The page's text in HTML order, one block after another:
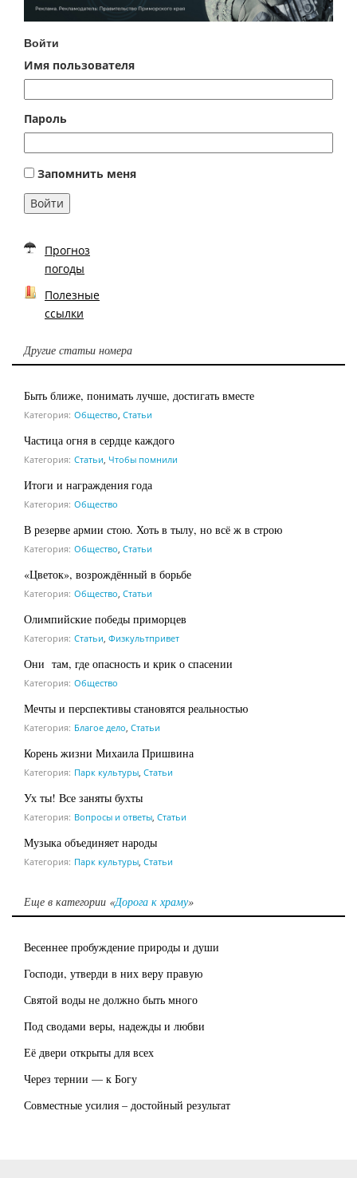
Войти
Имя пользователя
Пароль
Запомнить меня
Войти
Прогноз
погоды
Полезные
ссылки
Другие статьи номера
Быть ближе, понимать лучше, достигать вместе
Категория: Общество Статьи
Частица огня в сердце каждого
Категория: Статьи Чтобы помнили
Итоги и награждения года
Категория: Общество
В резерве армии стою. Хоть в тылу, но всё ж в строю
Категория: Общество Статьи
«Цветок», возрождённый в борьбе
Категория: Общество Статьи
Олимпийские победы приморцев
Категория: Статьи Физкультпривет
Они там, где опасность и крик о спасении
Категория: Общество
Мечты и перспективы становятся реальностью
Категория: Благое дело Статьи
Корень жизни Михаила Пришвина
Категория: Парк культуры Статьи
Ух ты! Все заняты бухты
Категория: Вопросы и ответы Статьи
Музыка объединяет народы
Категория: Парк культуры Статьи
Еще в категории «Дорога к храму»
Весеннее пробуждение природы и души
Господи, утверди в них веру правую
Святой воды не должно быть много
Под сводами веры, надежды и любви
Её двери открыты для всех
Через тернии — к Богу
Совместные усилия – достойный результат